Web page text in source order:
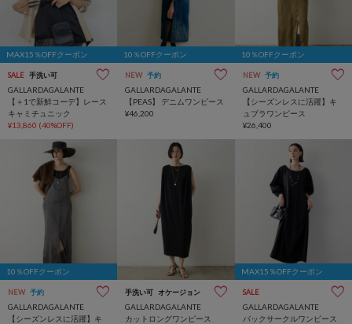
MAX15％OFFクーポン
SALE 手洗い可
GALLARDAGALANTE
【＋1で新鮮コーデ】レース
キャミチュニック
¥13,860 (40%OFF)
10％OFFクーポン
NEW 予約
GALLARDAGALANTE
【PEAS】 デニムワンピース
¥46,200
10％OFFクーポン
NEW 予約
GALLARDAGALANTE
【シーズンレスに活躍】キ
ュプラワンピース
¥26,400
10％OFFクーポン
NEW 予約
GALLARDAGALANTE
【シーズンレスに活躍】キ
手洗い可 オケージョン
GALLARDAGALANTE
カットロングワンピース
MAX15％OFFクーポン
SALE
GALLARDAGALANTE
バックサークルワンピース